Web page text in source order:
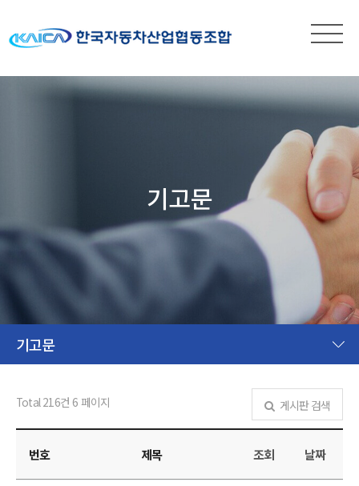
기고문
기고문
Total 216건 6 페이지 게시판 검색
번호 제목 조회 날짜